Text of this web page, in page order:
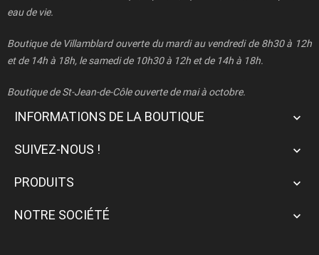
eau de vie.
Boutique de Villamblard ouverte du mardi au vendredi de 8h30 à 12h
et de 14h à 18h, le samedi de 10h30 à 12h et de 14h à 18h.
Boutique de St-Jean-de-Côle ouverte de mai à octobre.
INFORMATIONS DE LA BOUTIQUE 
SUIVEZ-NOUS ! 
PRODUITS 
NOTRE SOCIÉTÉ 